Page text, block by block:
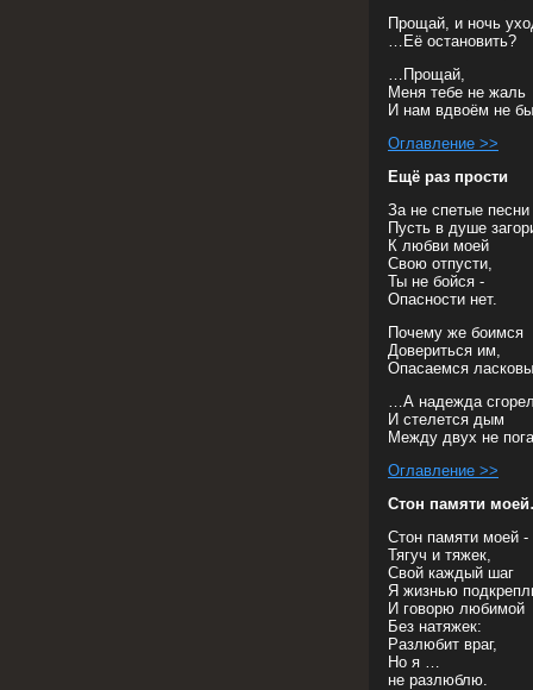
Прощай, и ночь
…Её остановить?
…Прощай,
Меня тебе не жаль
И нам вдвоём не
Оглавление >>
Ещё раз прости
За не спетые
Пусть в душе
К любви моей
Свою отпусти,
Ты не бойся -
Опасности нет.
Почему же боимся
Довериться им,
Опасаемся
…А надежда
И стелется дым
Между двух не
Оглавление >>
Стон памяти
Стон памяти моей -
Тягуч и тяжек,
Свой каждый шаг
Я жизнью
И говорю любимой
Без натяжек:
Разлюбит враг,
Но я …
не разлюблю.